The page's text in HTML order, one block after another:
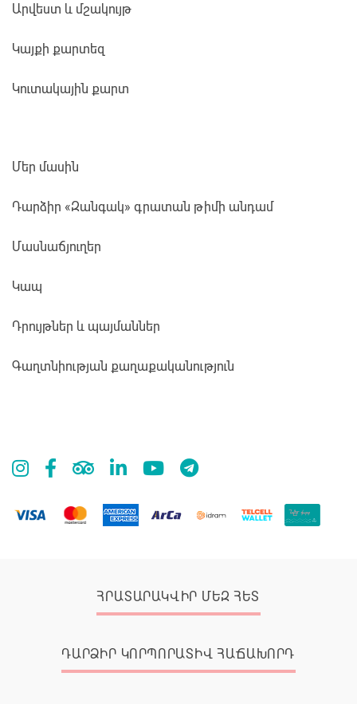
Արվեստ և մշակույթ
Կայքի քարտեզ
Կուտակային քարտ
Մեր մասին
Դարձիր «Զանգակ» գրատան թիմի անդամ
Մասնաճյուղեր
Կապ
Դրույթներ և պայմաններ
Գաղտնիության քաղաքականություն
ՀՐԱՏԱՐԱԿՎԻՐ ՄԵԶ ՀԵՏ
ԴԱՐՁԻՐ ԿՈՐՊՈՐԱՏԻՎ ՀԱՃԱԽՈՐԴ